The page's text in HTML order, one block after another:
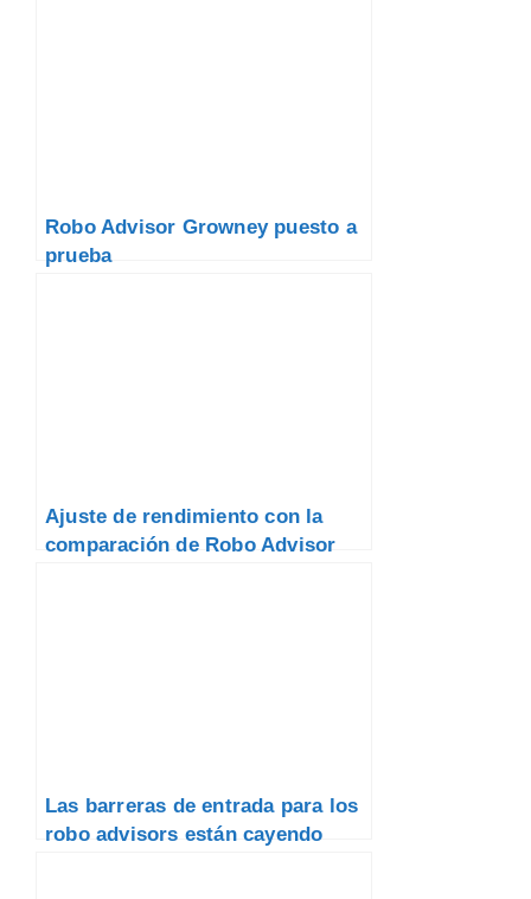
Robo Advisor Growney puesto a
prueba
Ajuste de rendimiento con la
comparación de Robo Advisor
Las barreras de entrada para los
robo advisors están cayendo